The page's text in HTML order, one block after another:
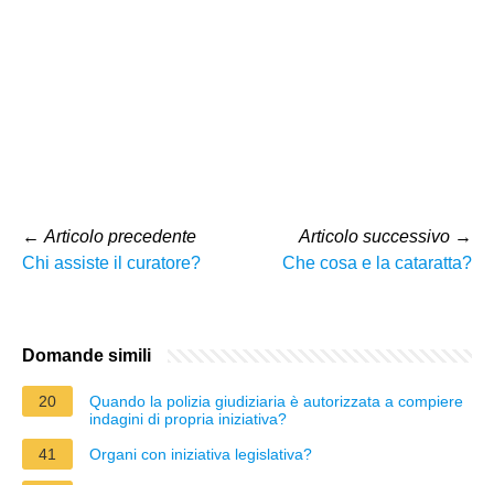
← Articolo precedente
Chi assiste il curatore?
Articolo successivo →
Che cosa e la cataratta?
Domande simili
20
Quando la polizia giudiziaria è autorizzata a compiere
indagini di propria iniziativa?
41
Organi con iniziativa legislativa?